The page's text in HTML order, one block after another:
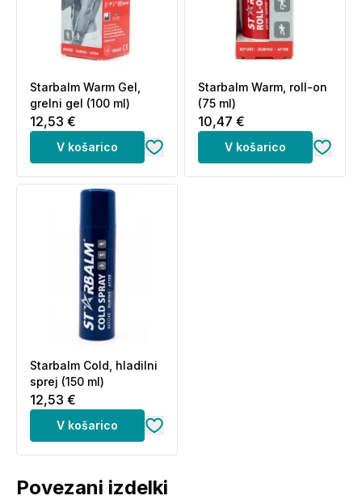
Starbalm Warm Gel,
grelni gel (100 ml)
12,53 €
V košarico
Starbalm Warm, roll-on
(75 ml)
10,47 €
V košarico
Starbalm Cold, hladilni
sprej (150 ml)
12,53 €
V košarico
Povezani izdelki